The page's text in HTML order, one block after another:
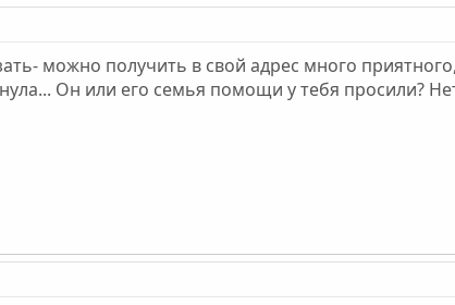
можно получить в свой адрес много
Он или его семья помощи у тебя просили?